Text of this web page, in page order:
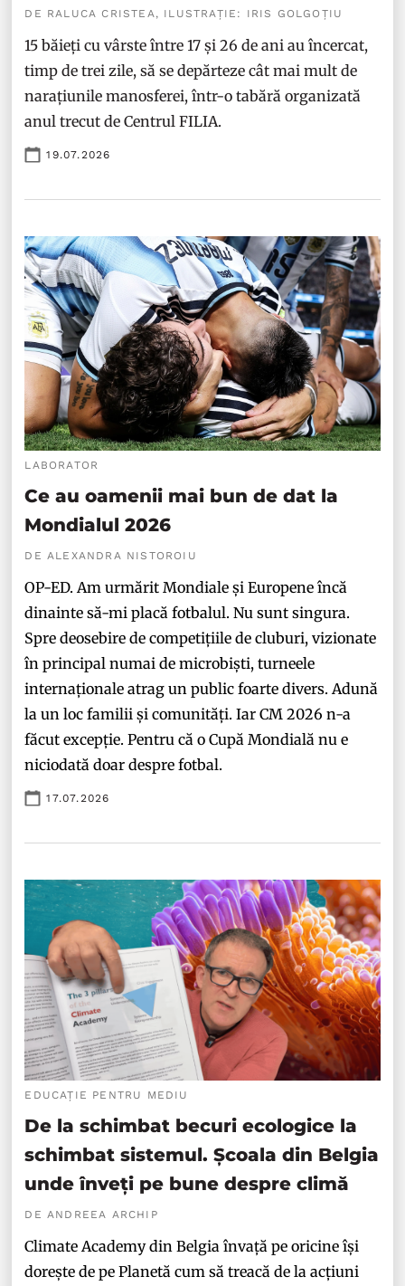
DE RALUCA CRISTEA, ILUSTRAȚIE: IRIS GOLGOȚIU
15 băieți cu vârste între 17 și 26 de ani au încercat,
timp de trei zile, să se depărteze cât mai mult de
narațiunile manosferei, într-o tabără organizată
anul trecut de Centrul FILIA.
19.07.2026
LABORATOR
Ce au oamenii mai bun de dat la
Mondialul 2026
DE ALEXANDRA NISTOROIU
OP-ED. Am urmărit Mondiale și Europene încă
dinainte să-mi placă fotbalul. Nu sunt singura.
Spre deosebire de competițiile de cluburi, vizionate
în principal numai de microbiști, turneele
internaționale atrag un public foarte divers. Adună
la un loc familii și comunități. Iar CM 2026 n-a
făcut excepție. Pentru că o Cupă Mondială nu e
niciodată doar despre fotbal.
17.07.2026
EDUCAȚIE PENTRU MEDIU
De la schimbat becuri ecologice la
schimbat sistemul. Școala din Belgia
unde înveți pe bune despre climă
DE ANDREEA ARCHIP
Climate Academy din Belgia învață pe oricine își
dorește de pe Planetă cum să treacă de la acțiuni